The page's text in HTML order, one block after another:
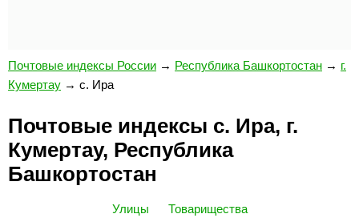
Почтовые индексы России → Республика Башкортостан → г.
Кумертау → с. Ира
Почтовые индексы с. Ира, г.
Кумертау, Республика
Башкортостан
Улицы Товарищества